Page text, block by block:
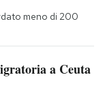
meno di 200
a Ceuta